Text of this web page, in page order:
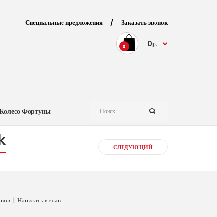
Специальные предложения/ Заказать звонок
0 0р.
Колесо Фортуны
СЛЕДУЮЩИЙ
|Написать отзыв